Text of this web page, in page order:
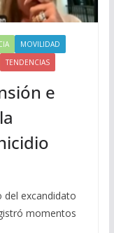
MOVILIDAD
TENDENCIAS
e
del excandidato
momentos